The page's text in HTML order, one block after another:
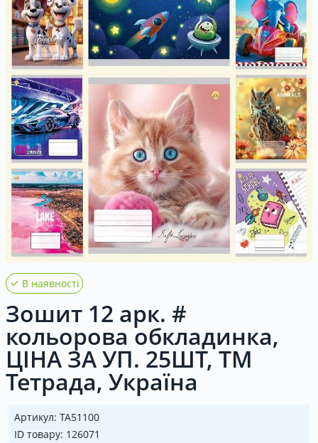
Контакти
UK | RU | Реєстрація
В наявності
Зошит 12 арк. #
кольорова обкладинка,
ЦІНА ЗА УП. 25ШТ, ТМ
Тетрада, Україна
Артикул: ТА51100
ID товару: 126071